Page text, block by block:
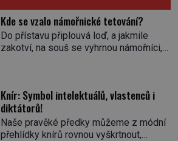
Kde se vzalo námořnické tetování?
Do přístavu připlouvá loď, a jakmile
zakotví, na souš se vyhrnou námořníci,
potetované paže. Námořnická kérka je
totiž něco jako uniforma. Tetování jako
takové má velmi hlubokou minulost.
Tetovaný je už pračlověk Ötzi, který
Knír: Symbol intelektuálů, vlastenců i
diktátorů!
Naše pravěké předky můžeme z módní
přehlídky knírů rovnou vyškrtnout,